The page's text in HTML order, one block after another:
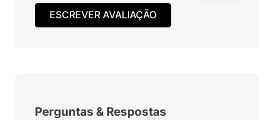
ESCREVER AVALIAÇÃO
Perguntas & Respostas